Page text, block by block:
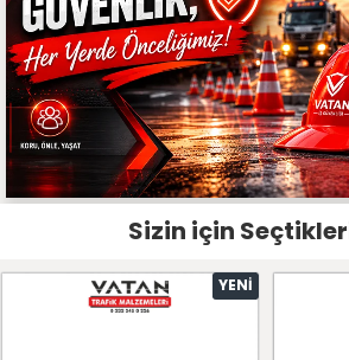
Sizin için
YENI